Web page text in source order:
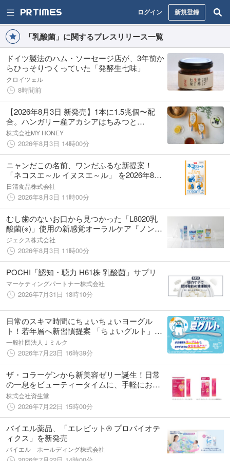
ログイン 新規登録
「乳酸菌」に関するプレスリリース一覧
ドイツ製法のハム・ソーセージ店が、3年前か
らひっそりつくっていた「発酵生七味」
クロイツェル
8時間前
【2026年8月3日 新発売】1本に1.5兆個〜配
合。ハンガリー産アカシアはちみつと
「nanoECF」乳酸菌が出会った、からだに優
しい「毎日の乳酸菌はちみつ」
株式会社MY HONEY
2026年8月3日 14時00分
ニャンだこの名前、ワンだふるな新提案！
「ネコスエ～ル イヌスエ～ル」 を2026年8月
3日(月)に新発売
日清食品株式会社
2026年8月3日 11時00分
むし歯のないお口から見つかった「L8020乳
酸菌(※)」使用の新感覚オーラルケア『ノンア
ルコールでやさしくケアするラクレッシュシ
リーズ』新フレーバー発売＆商品リニューア
ル
ジェクス株式会社
2026年8月3日 11時00分
POCHI「認知・聴力 H61株 乳酸菌」サプリ
マーケティングパートナー株式会社
2026年7月31日 18時10分
日常のスキマ時間にちょいちょいヨーグル
ト！若年層へ新習慣提案 「ちょいグルト」今
夏に始動
一般社団法人Ｊミルク
2026年7月23日 16時39分
ザ・コラーゲンから新美容ゼリー誕生！日常
の一息をビューティータイムに、手軽におい
しく美の土台ケア ～2026年8月21日（金）
発売～
株式会社資生堂
2026年7月22日 15時00分
バイエル薬品、「エレビット® プロバイオテ
ィクス」を新発売
バイエル ホールディング株式会社